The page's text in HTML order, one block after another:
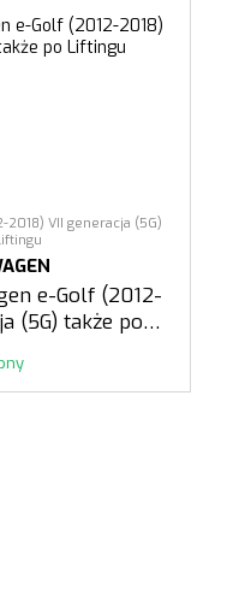
2018) VII generacja (5G)
e-Golf (2012-
(5G) także po